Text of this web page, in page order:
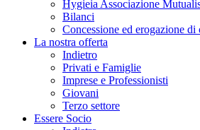
Hygieia Associazione
Bilanci
Concessione ed erogazione di
La nostra offerta
Indietro
Privati e Famiglie
Imprese e Professionisti
Giovani
Terzo settore
Essere Socio